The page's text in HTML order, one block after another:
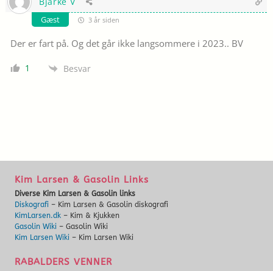
Gæst 3 år siden
Der er fart på. Og det går ikke langsommere i 2023.. BV
1 Besvar
Kim Larsen & Gasolin Links
Diverse Kim Larsen & Gasolin links
Diskografi– Kim Larsen & Gasolin diskografi
KimLarsen.dk– Kim & Kjukken
Gasolin Wiki– Gasolin Wiki
Kim Larsen Wiki– Kim Larsen Wiki
RABALDERS VENNER